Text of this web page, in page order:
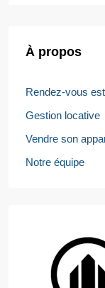
À propos
Rendez-vous
Gestion locative
Vendre son
Notre équipe